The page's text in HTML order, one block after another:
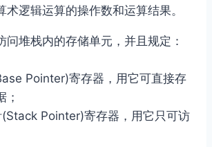
术逻辑运算的操作数和运算结果。
问堆栈内的存储单元，并且规定：
Pointer)寄存器，用它可直接存
；
(Stack Pointer)寄存器，用它只可访